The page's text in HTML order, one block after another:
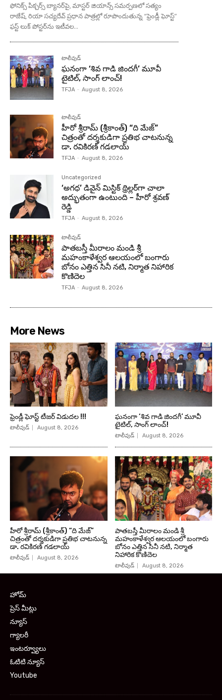
ఫోనిక్స్ పిక్చర్స్ బ్యానర్‌పై, మాస్టర్ జియాన్స్ సమర్పణలో సత్యం
రాజేష్, రియా సచ్యదేవ్ ప్రధాన పాత్రల్లో రూపొందుతున్న “ఫ్రెండ్లీ ఘోస్ట్”
ఫస్ట్ లుక్ పోస్టర్‌ను ఇటీవల...
టాలీవుడ్
ఘనంగా ‘శివ గాడి జింద‌గీ’ మూవీ
టైటిల్, సాంగ్ లాంచ్!
TFJA - August 8, 2026
టాలీవుడ్
హీరో శ్రీరామ్ (శ్రీకాంత్) “ది మేజ్”
చిత్రంతో దర్శకుడిగా ప్రతిభ చాటనున్న
డా. రవికిరణ్ గడలాయ్
TFJA - August 8, 2026
Uncategorized
‘అగధ’ డివైన్ మిస్టిక్ థ్రిల్లర్‌గా చాలా
అద్భుతంగా ఉంటుంది – హీరో శ్రవణ్
రెడ్డి
TFJA - August 8, 2026
టాలీవుడ్
పాతబస్తీ మీరాలం మండి శ్రీ
మహంకాళేశ్వర ఆలయంలో బంగారు
బోనం ఎత్తిన సినీ నటి, నిర్మాత నిహారిక
కొణిదెల
TFJA - August 8, 2026
More News
ఫ్రెండ్లీ ఘోస్ట్ టీజర్ విడుదల !!!
టాలీవుడ్ August 8, 2026
ఘనంగా ‘శివ గాడి జింద‌గీ’ మూవీ
టైటిల్, సాంగ్ లాంచ్!
టాలీవుడ్ August 8, 2026
హీరో శ్రీరామ్ (శ్రీకాంత్) “ది మేజ్”
చిత్రంతో దర్శకుడిగా ప్రతిభ చాటనున్న
డా. రవికిరణ్ గడలాయ్
టాలీవుడ్ August 8, 2026
పాతబస్తీ మీరాలం మండి శ్రీ
మహంకాళేశ్వర ఆలయంలో బంగారు
బోనం ఎత్తిన సినీ నటి, నిర్మాత
నిహారిక కొణిదెల
టాలీవుడ్ August 8, 2026
హోమ్
ప్రెస్ మీట్లు
న్యూస్
గ్యాలరీ
ఇంటర్వ్యూలు
ఓటిటి న్యూస్
Youtube